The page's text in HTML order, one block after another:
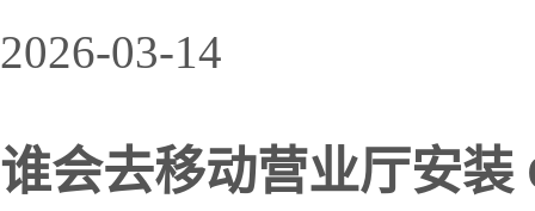
2026-03-14
谁会去移动营业厅安装